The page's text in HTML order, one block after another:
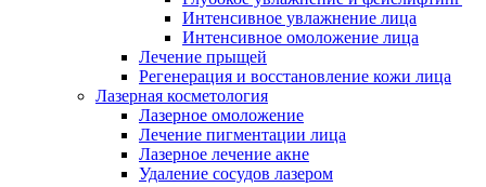
Интенсивное увлажнение лица
Интенсивное омоложение лица
Лечение прыщей
Регенерация и восстановление кожи лица
Лазерная косметология
Лазерное омоложение
Лечение пигментации лица
Лазерное лечение акне
Удаление сосудов лазером